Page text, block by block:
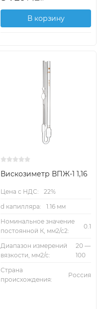
В корзину
Вискозиметр ВПЖ-1 1,16
Цена с НДС:
22%
d капилляра:
1.16 мм
Номинальное значение
постоянной К, мм2/с2:
0.1
Диапазон измерений
вязкости, мм2/с:
20 —
100
Страна
происхождения:
Россия